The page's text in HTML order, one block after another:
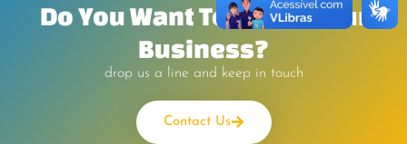
Do You Want To Boost Your
Business?
drop us a line and keep in touch
Contact Us